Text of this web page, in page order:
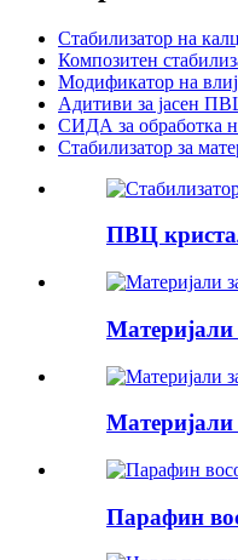
Стабилизатор на
Композитен
Модификатор на
Адитиви за јасен
СИДА за обработка
Стабилизатор за
ПВЦ
Материјали
Материјали
Парафин